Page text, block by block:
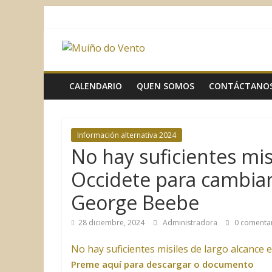
contenido
Muíño
do
Vento
Asociación
Sociocultural
CALENDARIO QUEN SOMOS
Información alternativa 2024
No hay suficientes
Occidete para
George Beebe
28 diciembre, 2024 Administradora 0
No hay suficientes misiles de largo alcance
Preme aquí para descargar o documento